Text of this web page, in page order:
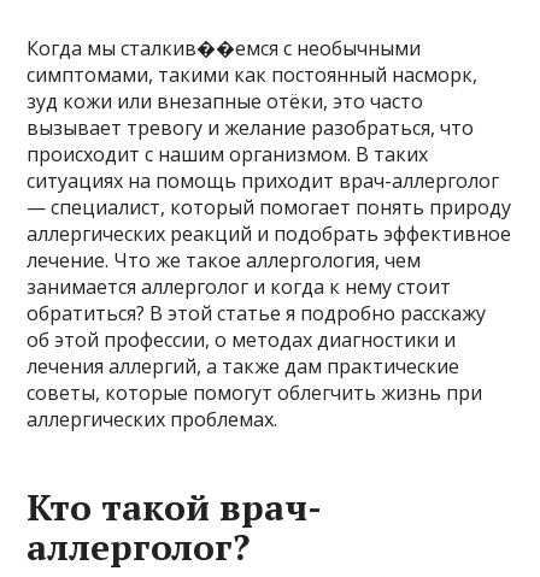
Когда мы сталкив��емся с необычными
симптомами, такими как постоянный насморк,
зуд кожи или внезапные отёки, это часто
вызывает тревогу и желание разобраться, что
происходит с нашим организмом. В таких
ситуациях на помощь приходит врач-аллерголог
— специалист, который помогает понять природу
аллергических реакций и подобрать эффективное
лечение. Что же такое аллергология, чем
занимается аллерголог и когда к нему стоит
обратиться? В этой статье я подробно расскажу
об этой профессии, о методах диагностики и
лечения аллергий, а также дам практические
советы, которые помогут облегчить жизнь при
аллергических проблемах.
Кто такой врач-
аллерголог?